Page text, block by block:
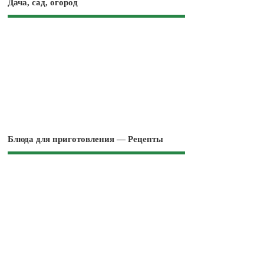
Дача, сад, огород
Блюда для приготовления — Рецепты